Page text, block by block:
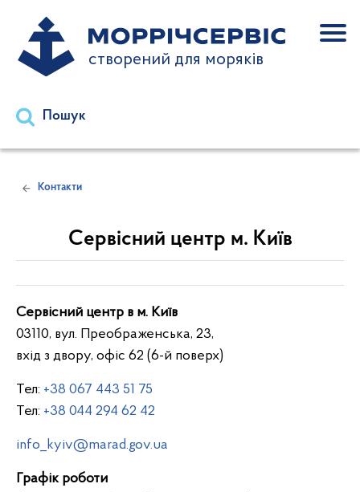
створений для моряків
Пошук
Контакти
Сервісний центр м. Київ
Сервісний центр в м. Київ
03110, вул. Преображенська, 23,
вхід з двору, офіс 62 (6-й поверх)
Тел: +38 067 443 51 75
Тел: +38 044 294 62 42
info_kyiv@marad.gov.ua
Графік роботи